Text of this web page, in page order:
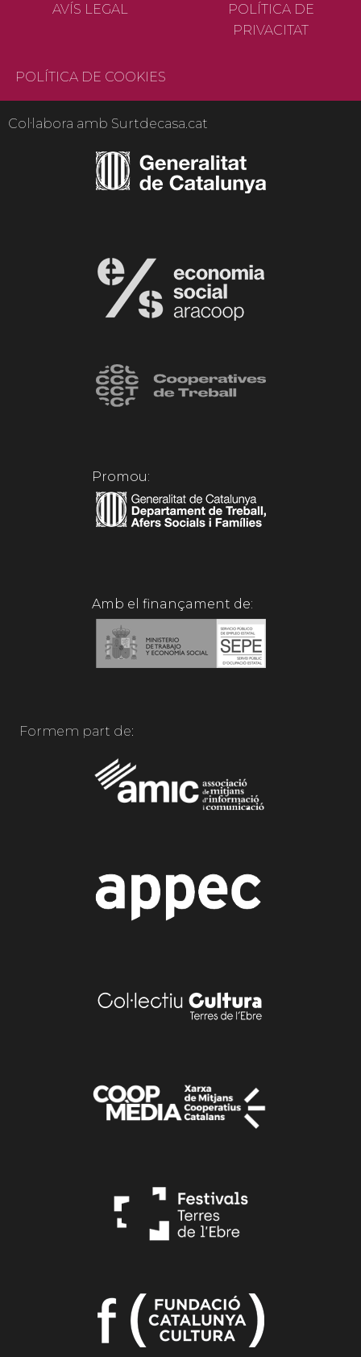
AVÍS LEGAL
POLÍTICA DE
PRIVACITAT
POLÍTICA DE COOKIES
Col·labora amb Surtdecasa.cat
Promou:
Amb el finançament de:
Formem part de: